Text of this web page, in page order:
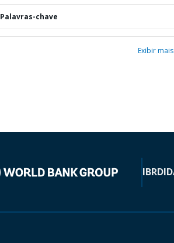
Palavras-chave
Exibir mais
IBRD